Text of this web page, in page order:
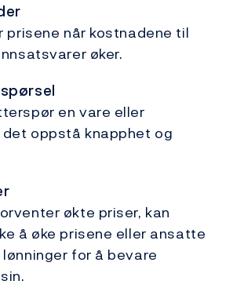
prisene når kostnadene til
øker.
en vare eller
oppstå knapphet og
økte priser, kan
å øke prisene eller ansatte
for å bevare